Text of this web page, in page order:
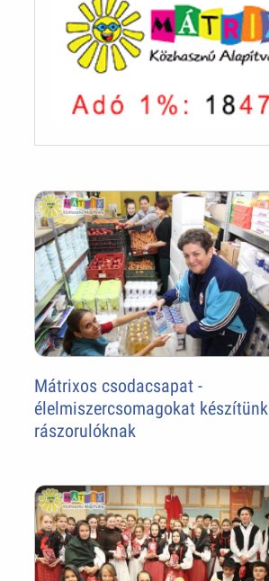
Mátrixos csodacsapat -
élelmiszercsomagokat készítünk
rászorulóknak